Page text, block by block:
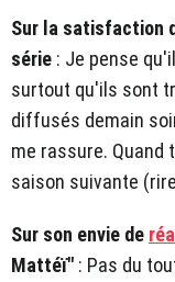
Sur la satisfaction
série : Je pense
surtout qu'ils sont
diffusés demain
me rassure. Quand
saison suivante
Sur son envie de
Mattéï" : Pas du